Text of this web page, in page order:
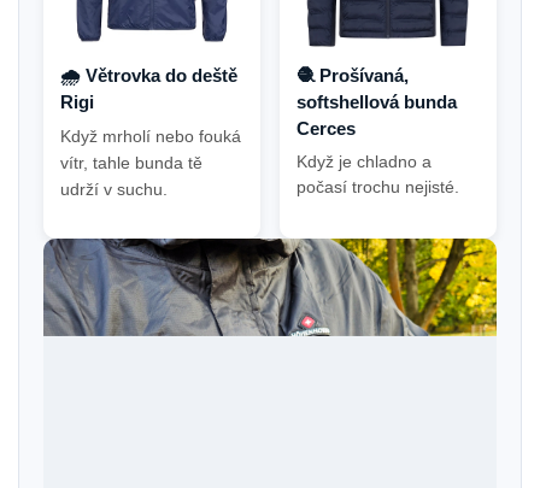
🌧️ Větrovka do deště
Rigi
Když mrholí nebo fouká
vítr, tahle bunda tě
udrží v suchu.
🧶 Prošívaná,
softshellová bunda
Cerces
Když je chladno a
počasí trochu nejisté.